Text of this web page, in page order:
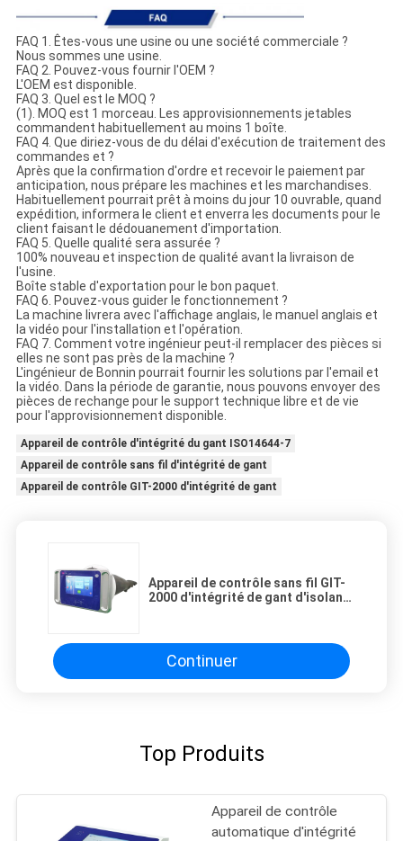
FAQ 1. Êtes-vous une usine ou une société commerciale ?
Nous sommes une usine.
FAQ 2. Pouvez-vous fournir l'OEM ?
L'OEM est disponible.
FAQ 3. Quel est le MOQ ?
(1). MOQ est 1 morceau. Les approvisionnements jetables
commandent habituellement au moins 1 boîte.
FAQ 4. Que diriez-vous de du délai d'exécution de traitement des
commandes et ?
Après que la confirmation d'ordre et recevoir le paiement par
anticipation, nous prépare les machines et les marchandises.
Habituellement pourrait prêt à moins du jour 10 ouvrable, quand
expédition, informera le client et enverra les documents pour le
client faisant le dédouanement d'importation.
FAQ 5. Quelle qualité sera assurée ?
100% nouveau et inspection de qualité avant la livraison de
l'usine.
Boîte stable d'exportation pour le bon paquet.
FAQ 6. Pouvez-vous guider le fonctionnement ?
La machine livrera avec l'affichage anglais, le manuel anglais et
la vidéo pour l'installation et l'opération.
FAQ 7. Comment votre ingénieur peut-il remplacer des pièces si
elles ne sont pas près de la machine ?
L'ingénieur de Bonnin pourrait fournir les solutions par l'email et
la vidéo. Dans la période de garantie, nous pouvons envoyer des
pièces de rechange pour le support technique libre et de vie
pour l'approvisionnement disponible.
Appareil de contrôle d'intégrité du gant ISO14644-7
Appareil de contrôle sans fil d'intégrité de gant
Appareil de contrôle GIT-2000 d'intégrité de gant
Appareil de contrôle sans fil GIT-
2000 d'intégrité de gant d'isolant
Continuer
Top Produits
Appareil de contrôle
automatique d'intégrité